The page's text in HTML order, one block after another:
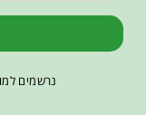
נרשמים